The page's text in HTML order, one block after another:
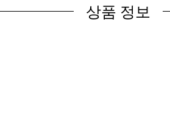
상품 정보